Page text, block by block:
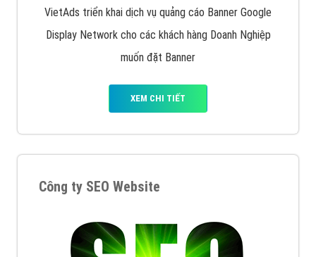
VietAds triển khai dịch vụ quảng cáo Banner Google
Display Network cho các khách hàng Doanh Nghiệp
muốn đặt Banner
XEM CHI TIẾT
Công ty SEO Website